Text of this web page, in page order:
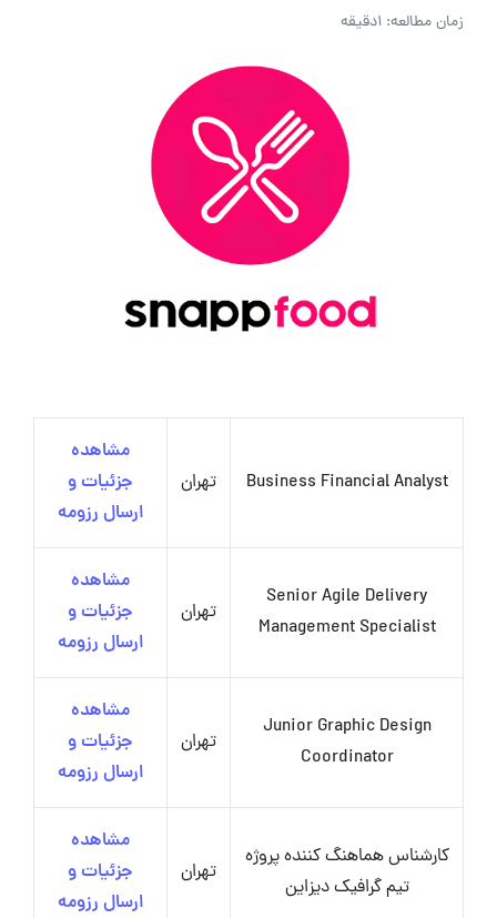
زمان مطالعه: 1دقیقه
Business Financial Analyst تهران
مشاهده
جزئیات و
ارسال رزومه
Senior Agile Delivery
Management Specialist
تهران
مشاهده
جزئیات و
ارسال رزومه
Junior Graphic Design
Coordinator
تهران
مشاهده
جزئیات و
ارسال رزومه
کارشناس هماهنگ کننده پروژه
تیم گرافیک دیزاین
تهران
مشاهده
جزئیات و
ارسال رزومه